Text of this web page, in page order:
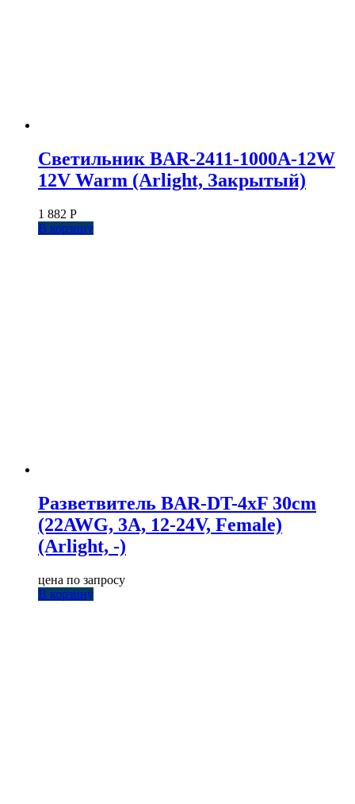
Светильник BAR-2411-1000A-12W
12V Warm (Arlight, Закрытый)
1 882 Р
В корзину
Разветвитель BAR-DT-4xF 30cm
(22AWG, 3A, 12-24V, Female)
(Arlight, -)
цена по запросу
В корзину